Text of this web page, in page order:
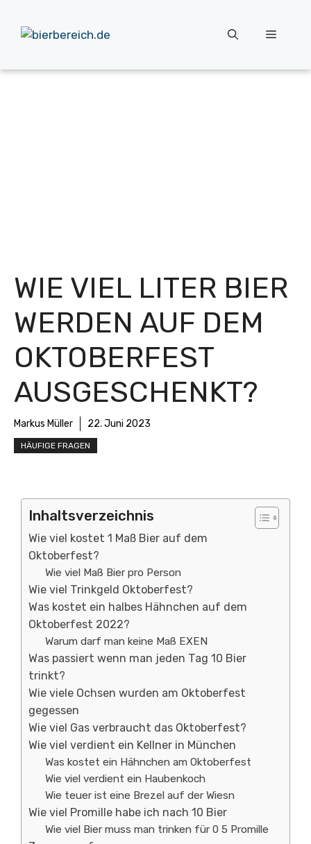
Inhalt
springen
Menü
WIE VIEL LITER BIER
WERDEN AUF DEM
OKTOBERFEST
AUSGESCHENKT?
Markus Müller 22. Juni 2023
HÄUFIGE FRAGEN
Inhaltsverzeichnis
Wie viel kostet 1 Maß Bier auf dem
Oktoberfest?
Wie viel Maß Bier pro Person
Wie viel Trinkgeld Oktoberfest?
Was kostet ein halbes Hähnchen auf dem
Oktoberfest 2022?
Warum darf man keine Maß EXEN
Was passiert wenn man jeden Tag 10 Bier
trinkt?
Wie viele Ochsen wurden am Oktoberfest
gegessen
Wie viel Gas verbraucht das Oktoberfest?
Wie viel verdient ein Kellner in München
Was kostet ein Hähnchen am Oktoberfest
Wie viel verdient ein Haubenkoch
Wie teuer ist eine Brezel auf der Wiesn
Wie viel Promille habe ich nach 10 Bier
Wie viel Bier muss man trinken für 0 5 Promille